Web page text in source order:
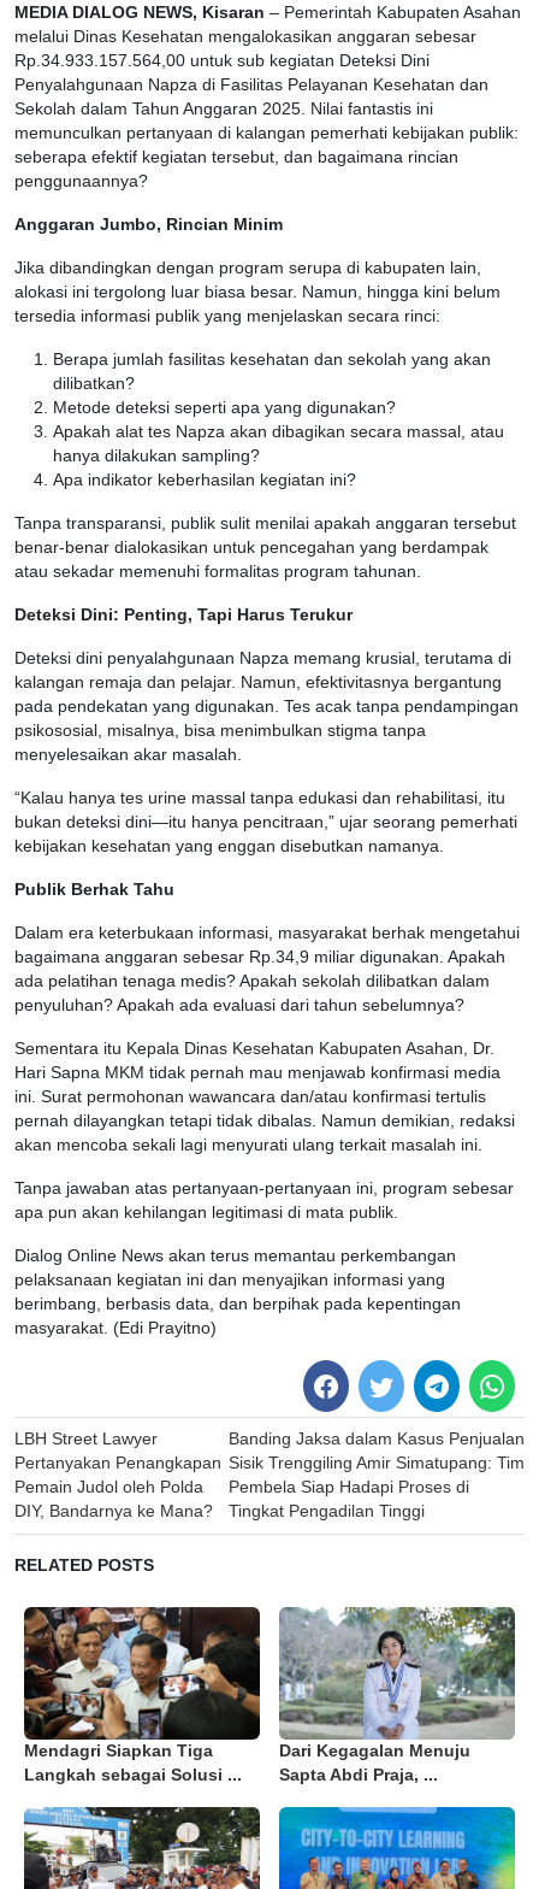
MEDIA DIALOG NEWS, Kisaran – Pemerintah Kabupaten Asahan
melalui Dinas Kesehatan mengalokasikan anggaran sebesar
Rp.34.933.157.564,00 untuk sub kegiatan Deteksi Dini
Penyalahgunaan Napza di Fasilitas Pelayanan Kesehatan dan
Sekolah dalam Tahun Anggaran 2025. Nilai fantastis ini
memunculkan pertanyaan di kalangan pemerhati kebijakan publik:
seberapa efektif kegiatan tersebut, dan bagaimana rincian
penggunaannya?
Anggaran Jumbo, Rincian Minim
Jika dibandingkan dengan program serupa di kabupaten lain,
alokasi ini tergolong luar biasa besar. Namun, hingga kini belum
tersedia informasi publik yang menjelaskan secara rinci:
Berapa jumlah fasilitas kesehatan dan sekolah yang akan
dilibatkan?
Metode deteksi seperti apa yang digunakan?
Apakah alat tes Napza akan dibagikan secara massal, atau
hanya dilakukan sampling?
Apa indikator keberhasilan kegiatan ini?
Tanpa transparansi, publik sulit menilai apakah anggaran tersebut
benar-benar dialokasikan untuk pencegahan yang berdampak
atau sekadar memenuhi formalitas program tahunan.
Deteksi Dini: Penting, Tapi Harus Terukur
Deteksi dini penyalahgunaan Napza memang krusial, terutama di
kalangan remaja dan pelajar. Namun, efektivitasnya bergantung
pada pendekatan yang digunakan. Tes acak tanpa pendampingan
psikososial, misalnya, bisa menimbulkan stigma tanpa
menyelesaikan akar masalah.
“Kalau hanya tes urine massal tanpa edukasi dan rehabilitasi, itu
bukan deteksi dini—itu hanya pencitraan,” ujar seorang pemerhati
kebijakan kesehatan yang enggan disebutkan namanya.
Publik Berhak Tahu
Dalam era keterbukaan informasi, masyarakat berhak mengetahui
bagaimana anggaran sebesar Rp.34,9 miliar digunakan. Apakah
ada pelatihan tenaga medis? Apakah sekolah dilibatkan dalam
penyuluhan? Apakah ada evaluasi dari tahun sebelumnya?
Sementara itu Kepala Dinas Kesehatan Kabupaten Asahan, Dr.
Hari Sapna MKM tidak pernah mau menjawab konfirmasi media
ini. Surat permohonan wawancara dan/atau konfirmasi tertulis
pernah dilayangkan tetapi tidak dibalas. Namun demikian, redaksi
akan mencoba sekali lagi menyurati ulang terkait masalah ini.
Tanpa jawaban atas pertanyaan-pertanyaan ini, program sebesar
apa pun akan kehilangan legitimasi di mata publik.
Dialog Online News akan terus memantau perkembangan
pelaksanaan kegiatan ini dan menyajikan informasi yang
berimbang, berbasis data, dan berpihak pada kepentingan
masyarakat. (Edi Prayitno)
Post
navigation
LBH Street Lawyer
Pertanyakan Penangkapan
Pemain Judol oleh Polda
DIY, Bandarnya ke Mana?
Banding Jaksa dalam Kasus Penjualan
Sisik Trenggiling Amir Simatupang: Tim
Pembela Siap Hadapi Proses di
Tingkat Pengadilan Tinggi
RELATED POSTS
Mendagri Siapkan Tiga
Langkah sebagai Solusi ...
Dari Kegagalan Menuju
Sapta Abdi Praja, ...